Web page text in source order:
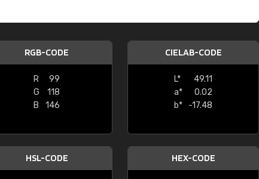
RGB-CODE
R
99
G
118
B
146
CIELAB-CODE
L*
49.11
a*
0.02
b*
-17.48
HSL-CODE HEX-CODE
"Super snelle service en zeer betaalbaar!"